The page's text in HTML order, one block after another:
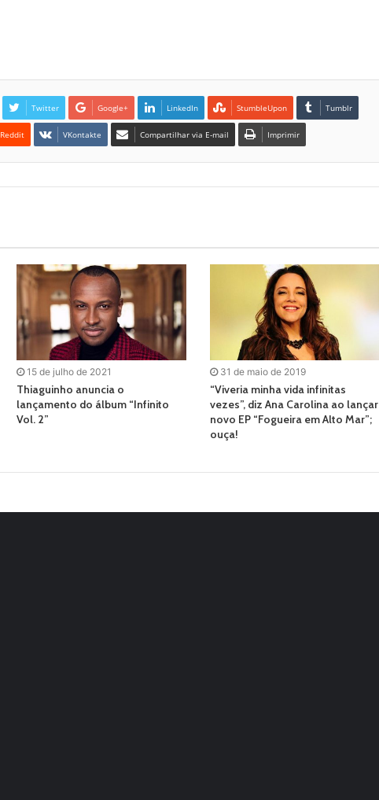
Twitter Google+ LinkedIn StumbleUpon Tumblr
Reddit VKontakte Compartilhar via E-mail Imprimir
15 de julho de 2021
Thiaguinho anuncia o
lançamento do álbum “Infinito
Vol. 2”
31 de maio de 2019
“Viveria minha vida infinitas
vezes”, diz Ana Carolina ao lançar
novo EP “Fogueira em Alto Mar”;
ouça!